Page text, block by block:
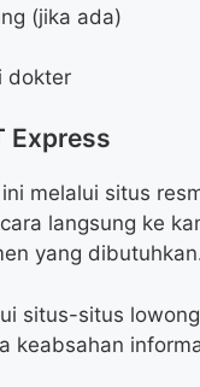
(jika ada)
dokter
Express
melalui situs
langsung ke
yang
situs-situs
keabsahan